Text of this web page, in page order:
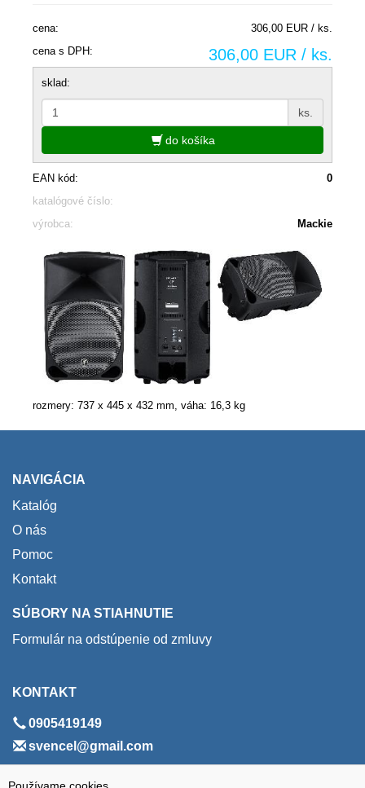
cena:
306,00 EUR / ks.
cena s DPH:
306,00 EUR / ks.
sklad:
ks.
do košíka
EAN kód:
0
katalógové číslo:
výrobca:
Mackie
rozmery: 737 x 445 x 432 mm, váha: 16,3 kg
NAVIGÁCIA
Katalóg
O nás
Pomoc
Kontakt
SÚBORY NA STIAHNUTIE
Formulár na odstúpenie od zmluvy
KONTAKT
0905419149
svencel@gmail.com